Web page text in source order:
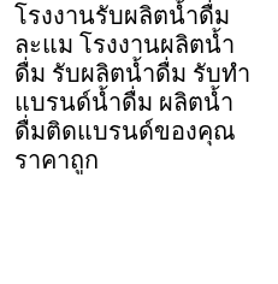
โรงงานรับผลิตน้ำดื่ม
ละแม โรงงานผลิตน้ำ
ดื่ม รับผลิตน้ำดื่ม รับทำ
แบรนด์น้ำดื่ม ผลิตน้ำ
ดื่มติดแบรนด์ของคุณ
ราคาถูก